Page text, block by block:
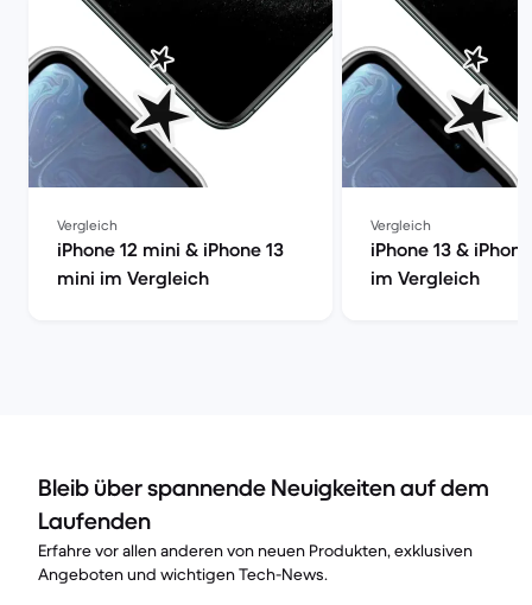
Vergleich
iPhone 12 mini & iPhone 13
mini im Vergleich
Vergleich
iPhone 13 &
im Vergleich
Bleib über spannende Neuigkeiten auf dem
Laufenden
Erfahre vor allen anderen von neuen Produkten, exklusiven
Angeboten und wichtigen Tech-News.